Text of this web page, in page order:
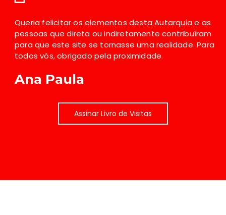
Queria felicitar os elementos desta Autarquia e as
pessoas que direta ou indiretamente contribuíram
para que este site se tornasse uma realidade. Para
todos vós, obrigado pela proximidade.
Ana Paula
Assinar Livro de Visitas